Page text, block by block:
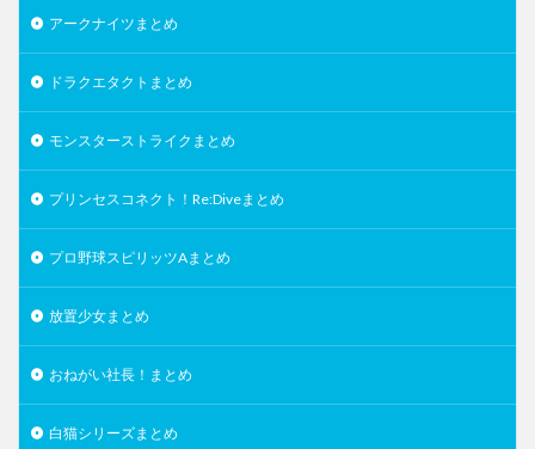
アークナイツまとめ
ドラクエタクトまとめ
モンスターストライクまとめ
プリンセスコネクト！Re:Diveまとめ
プロ野球スピリッツAまとめ
放置少女まとめ
おねがい社長！まとめ
白猫シリーズまとめ